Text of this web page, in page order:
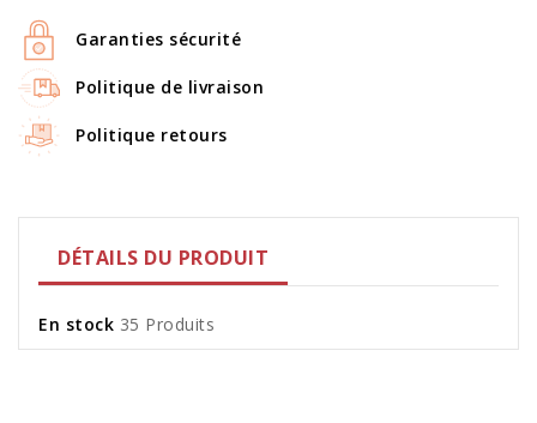
Garanties sécurité
Politique de livraison
Politique retours
DÉTAILS DU PRODUIT
En stock 35 Produits